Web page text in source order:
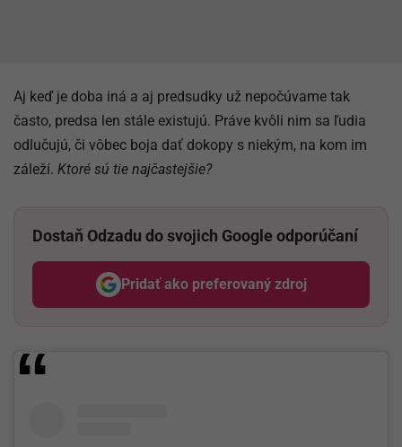
Aj keď je doba iná a aj predsudky už nepočúvame tak
často, predsa len stále existujú. Práve kvôli nim sa ľudia
odlučujú, či vôbec boja dať dokopy s niekým, na kom im
záleží. Ktoré sú tie najčastejšie?
Dostaň Odzadu do svojich Google odporúčaní
Pridať ako preferovaný zdroj
Odzadu, odkaz sa otvorí v